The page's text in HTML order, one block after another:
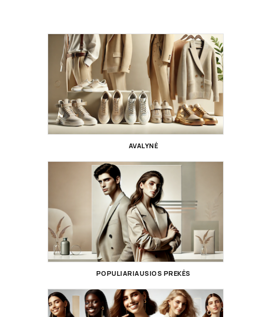
AVALYNĖ
POPULIARIAUSIOS PREKĖS